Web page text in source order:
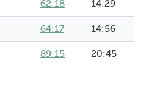
62:18 14:29
64:17 14:56
89:15 20:45